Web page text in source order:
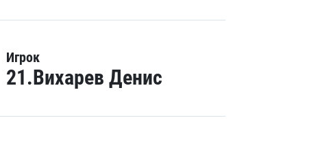
Игрок
21.Вихарев Денис